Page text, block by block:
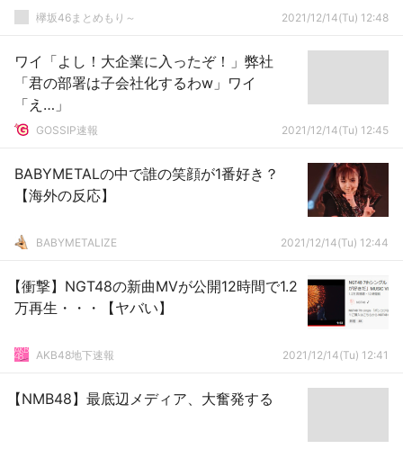
欅坂46まとめもり～ 2021/12/14(Tu) 12:48
ワイ「よし！大企業に入ったぞ！」弊社
「君の部署は子会社化するわw」ワイ
「え…」
GOSSIP速報 2021/12/14(Tu) 12:45
BABYMETALの中で誰の笑顔が1番好き？
【海外の反応】
BABYMETALIZE 2021/12/14(Tu) 12:44
【衝撃】NGT48の新曲MVが公開12時間で1.2
万再生・・・【ヤバい】
AKB48地下速報 2021/12/14(Tu) 12:41
【NMB48】最底辺メディア、大奮発する